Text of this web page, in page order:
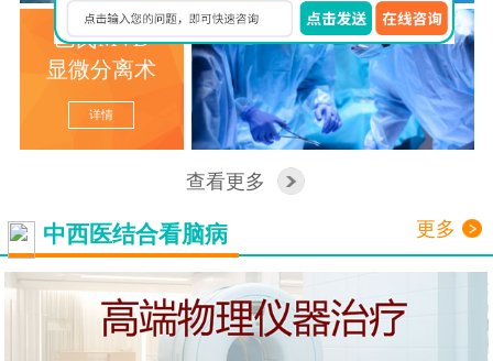
巴氏MVD
显微分离术
详情
查看更多
中西医结合看脑病 更多